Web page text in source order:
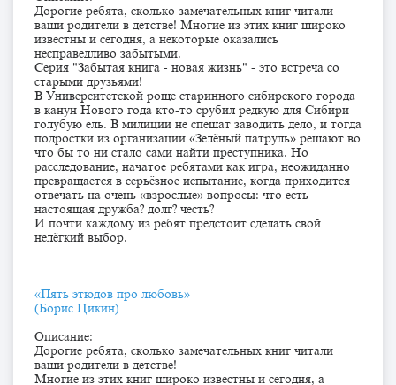
Дорогие ребята, сколько замечательных книг читали
ваши родители в детстве! Многие из этих книг широко
известны и сегодня, а некоторые оказались
несправедливо забытыми.
Серия "Забытая книга - новая жизнь" - это встреча со
старыми друзьями!
В Университетской роще старинного сибирского города
в канун Нового года кто-то срубил редкую для Сибири
голубую ель. В милиции не спешат заводить дело, и тогда
подростки из организации «Зелёный патруль» решают во
что бы то ни стало сами найти преступника. Но
расследование, начатое ребятами как игра, неожиданно
превращается в серьёзное испытание, когда приходится
отвечать на очень «взрослые» вопросы: что есть
настоящая дружба? долг? честь?
И почти каждому из ребят предстоит сделать свой
нелёгкий выбор.
«Пять этюдов про любовь»
(Борис Цикин)
Описание:
Дорогие ребята, сколько замечательных книг читали
ваши родители в детстве!
Многие из этих книг широко известны и сегодня, а